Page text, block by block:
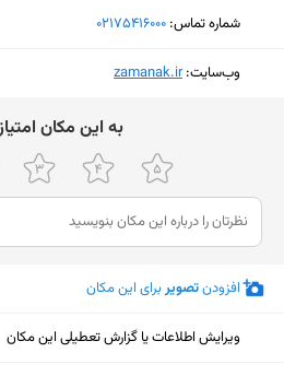
یکشنبه (امروز)
پنجشنبه
جمعه
شنبه
شماره تماس: ‎02175416000
وب‌سایت:‎zamanak.ir
ﺑﻪ اﯾﻦ ﻣﮑﺎن
افزودنتصویربرای این مکان
ویرایش اطلاعات یا گزارش تعطیلی این مکان